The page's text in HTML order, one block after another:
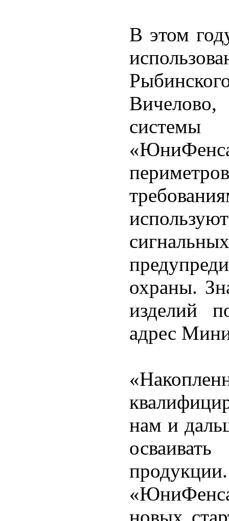
В этом
системы
охраны.
изделий
адрес
нам и
новых